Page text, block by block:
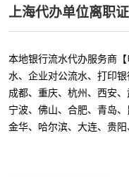
上海代办单位离职
本地银行流水代办服务商
水、企业对公流水、打印
成都、重庆、杭州、西安
宁波、佛山、合肥、青岛
金华、哈尔滨、大连、贵